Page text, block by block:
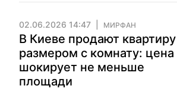
02.06.2026 14:47 МИРФАН
В Киеве продают квартиру
размером с комнату: цена
шокирует не меньше
площади